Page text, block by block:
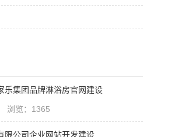
乐集团品牌淋浴房官网建设
浏览：1365
限公司企业网站开发建设